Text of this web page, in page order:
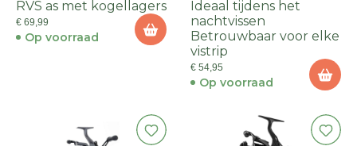
RVS as met kogellagers
€ 69,99
Op voorraad
Ideaal tijdens het
nachtvissen
Betrouwbaar voor elke
vistrip
€ 54,95
Op voorraad